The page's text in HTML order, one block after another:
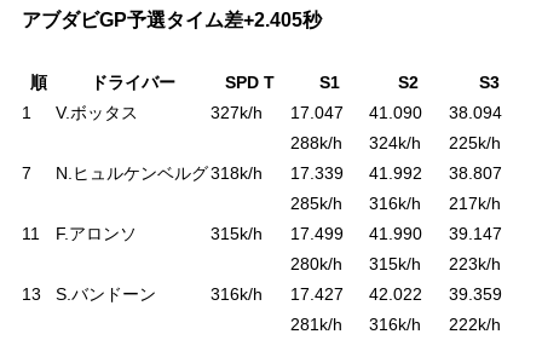
アブダビGP予選タイム差+2.405秒
順 ドライバー SPD T S1 S2
S3
1
V.ボッタス 327k/h
17.047
288k/h
41.090
324k/h
38.094
225k/h
7 N.ヒュルケンベルグ318k/h
17.339
285k/h
41.992
316k/h
38.807
217k/h
11 F.アロンソ 315k/h
17.499
280k/h
41.990
315k/h
39.147
223k/h
13 S.バンドーン 316k/h
17.427
281k/h
42.022
316k/h
39.359
222k/h